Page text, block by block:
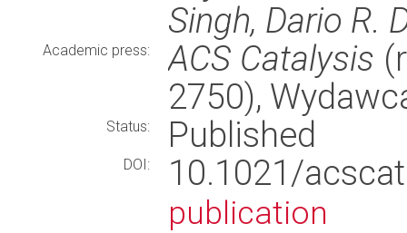
Singh, Dario R.
Academic press: ACS Catalysis
2750),
Status: Published
DOI: 10.1021/
publication